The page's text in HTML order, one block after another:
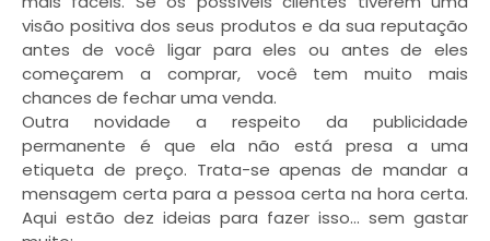
visão positiva dos seus produtos e da sua reputação
antes de você ligar para eles ou antes de eles
começarem a comprar, você tem muito mais
chances de fechar uma venda.
Outra novidade a respeito da publicidade
permanente é que ela não está presa a uma
etiqueta de preço. Trata-se apenas de mandar a
mensagem certa para a pessoa certa na hora certa.
Aqui estão dez ideias para fazer isso… sem gastar